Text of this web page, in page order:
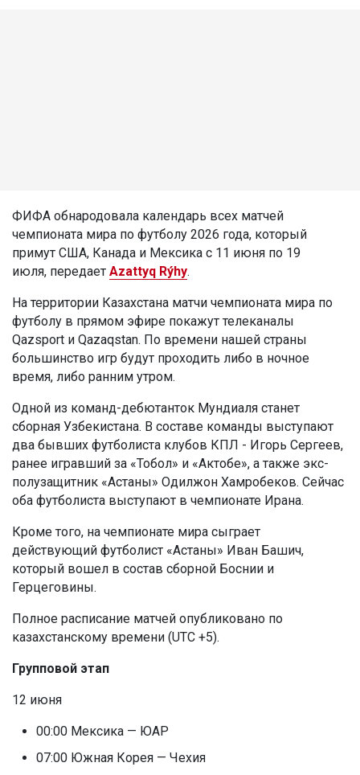
ФИФА обнародовала календарь всех матчей
чемпионата мира по футболу 2026 года, который
примут США, Канада и Мексика с 11 июня по 19
июля, передает Azattyq Rýhy.
На территории Казахстана матчи чемпионата мира по
футболу в прямом эфире покажут телеканалы
Qazsport и Qazaqstan. По времени нашей страны
большинство игр будут проходить либо в ночное
время, либо ранним утром.
Одной из команд-дебютанток Мундиаля станет
сборная Узбекистана. В составе команды выступают
два бывших футболиста клубов КПЛ - Игорь Сергеев,
ранее игравший за «Тобол» и «Актобе», а также экс-
полузащитник «Астаны» Одилжон Хамробеков. Сейчас
оба футболиста выступают в чемпионате Ирана.
Кроме того, на чемпионате мира сыграет
действующий футболист «Астаны» Иван Башич,
который вошел в состав сборной Боснии и
Герцеговины.
Полное расписание матчей опубликовано по
казахстанскому времени (UTC +5).
Групповой этап
12 июня
00:00 Мексика — ЮАР
07:00 Южная Корея — Чехия